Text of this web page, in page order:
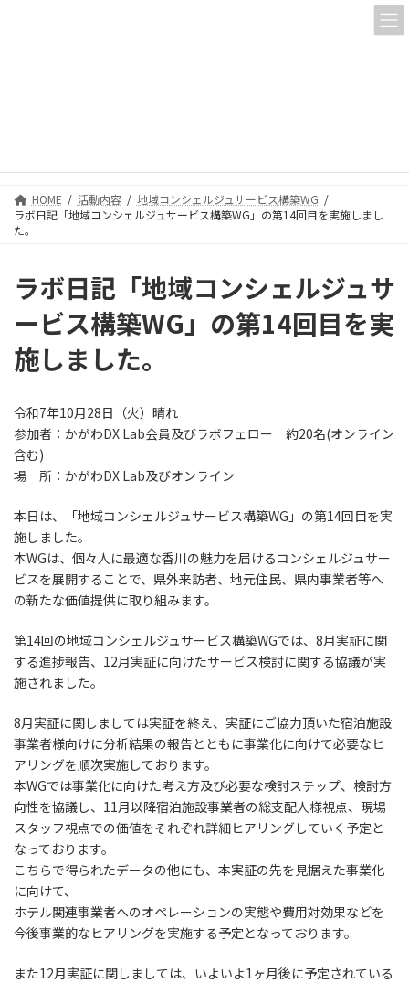
プ
動
HOME 活動内容
地域コンシェルジュサービス構築WG
ラボ日記「地域コンシェルジュサービス構築WG」の第14回目を実施しまし
た。
ラボ日記「地域コンシェルジュサ
ービス構築WG」の第14回目を実
施しました。
令和7年10月28日（火）晴れ
参加者：かがわDX Lab会員及びラボフェロー 約20名(オンライン
含む)
場 所：かがわDX Lab及びオンライン
本日は、「地域コンシェルジュサービス構築WG」の第14回目を実
施しました。
本WGは、個々人に最適な香川の魅力を届けるコンシェルジュサー
ビスを展開することで、県外来訪者、地元住民、県内事業者等へ
の新たな価値提供に取り組みます。
第14回の地域コンシェルジュサービス構築WGでは、8月実証に関
する進捗報告、12月実証に向けたサービス検討に関する協議が実
施されました。
8月実証に関しましては実証を終え、実証にご協力頂いた宿泊施設
事業者様向けに分析結果の報告とともに事業化に向けて必要なヒ
アリングを順次実施しております。
本WGでは事業化に向けた考え方及び必要な検討ステップ、検討方
向性を協議し、11月以降宿泊施設事業者の総支配人様視点、現場
スタッフ視点での価値をそれぞれ詳細ヒアリングしていく予定と
なっております。
こちらで得られたデータの他にも、本実証の先を見据えた事業化
に向けて、
ホテル関連事業者へのオペレーションの実態や費用対効果などを
今後事業的なヒアリングを実施する予定となっております。
また12月実証に関しましては、いよいよ1ヶ月後に予定されている